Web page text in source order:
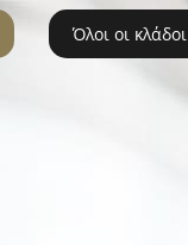
Όλοι οι κλάδοι